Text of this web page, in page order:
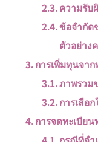
ความรับ
ข้อจำกัด
ตัวอย่าง
การเพิ่มทุนจา
ภาพรวม
การเลือ
การจดทะเบีย